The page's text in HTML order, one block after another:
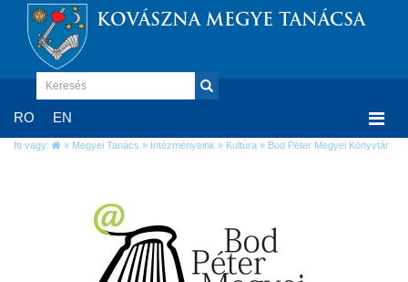
KOVÁSZNA MEGYE TANÁCSA
RO EN
Itt vagy: » Megyei Tanács » Intézményeink » Kultúra » Bod Péter Megyei Könyvtár